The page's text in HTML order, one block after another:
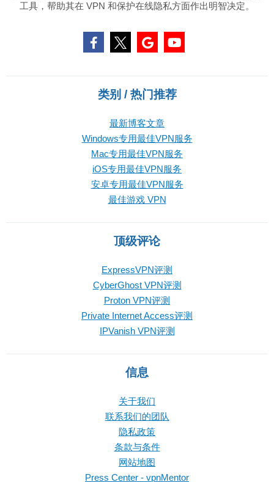
工具，帮助其在 VPN 和保护在线隐私方面作出明智决定。
类别 / 热门推荐
最新博客文章
Windows专用最佳VPN服务
Mac专用最佳VPN服务
iOS专用最佳VPN服务
安卓专用最佳VPN服务
最佳游戏 VPN
顶级评论
ExpressVPN评测
CyberGhost VPN评测
Proton VPN评测
Private Internet Access评测
IPVanish VPN评测
信息
关于我们
联系我们的团队
隐私政策
条款与条件
网站地图
Press Center - vpnMentor